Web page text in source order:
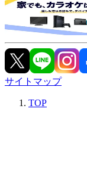
サイトマップ
TOP